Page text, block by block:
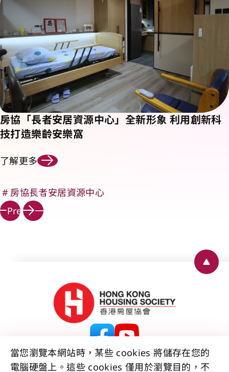
房協「長者安居資源中心」全新形象 利用創新科
技打造樂齡安樂窩
了解更多
房協長者安居資源中心
Prev
下
一
頁
當您瀏覽本網站時，某些 cookies 將儲存在您的
電腦硬盤上。這些 cookies 僅用於瀏覽目的，不